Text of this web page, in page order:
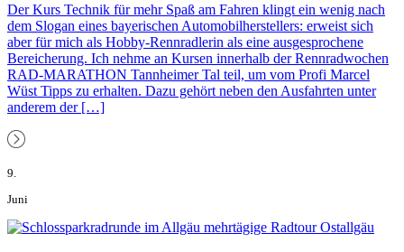
Der Kurs Technik für mehr Spaß am Fahren klingt ein wenig nach
dem Slogan eines bayerischen Automobilherstellers: erweist sich
aber für mich als Hobby-Rennradlerin als eine ausgesprochene
Bereicherung. Ich nehme an Kursen innerhalb der Rennradwochen
RAD-MARATHON Tannheimer Tal teil, um vom Profi Marcel
Wüst Tipps zu erhalten. Dazu gehört neben den Ausfahrten unter
anderem der […]
9.
Juni